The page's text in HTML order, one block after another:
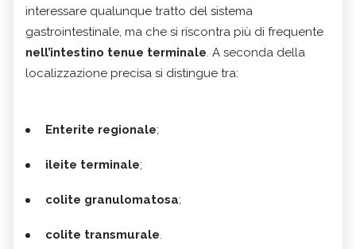
interessare qualunque tratto del sistema
gastrointestinale, ma che si riscontra più di frequente
nell’intestino tenue terminale . A seconda della
localizzazione precisa si distingue tra:
Enterite regionale;
ileite terminale;
colite granulomatosa;
colite transmurale